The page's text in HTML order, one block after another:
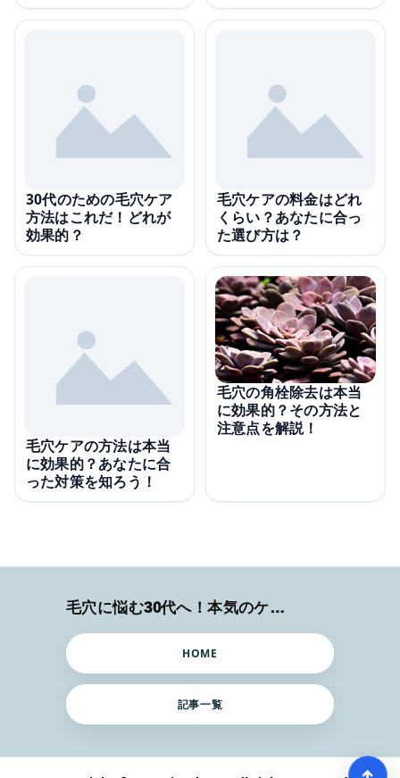
30代のための毛穴ケア
方法はこれだ！どれが
効果的？
毛穴ケアの料金はどれ
くらい？あなたに合っ
た選び方は？
毛穴ケアの方法は本当
に効果的？あなたに合
った対策を知ろう！
毛穴の角栓除去は本当
に効果的？その方法と
注意点を解説！
毛穴に悩む30代へ！本気のケア術特集
HOME
記事一覧